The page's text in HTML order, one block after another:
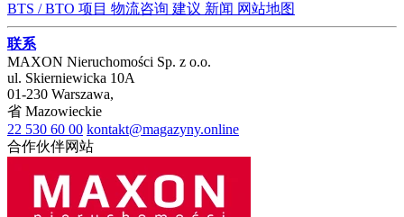
BTS / BTO 项目 物流咨询 建议 新闻 网站地图
联系
MAXON Nieruchomości Sp. z o.o.
ul. Skierniewicka 10A
01-230 Warszawa,
省 Mazowieckie
22 530 60 00 kontakt@magazyny.online
合作伙伴网站